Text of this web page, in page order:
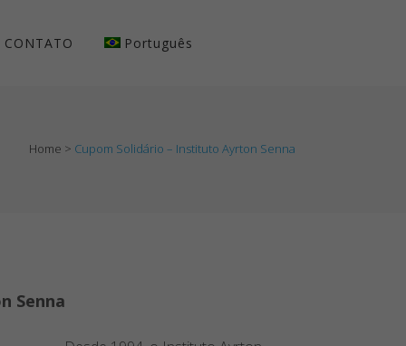
CONTATO Português
Home > Cupom Solidário – Instituto Ayrton Senna
Senna